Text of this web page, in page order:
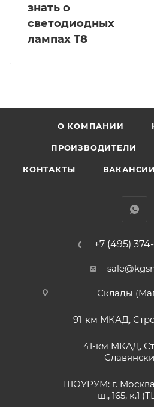
знать о
светодиодных
лампах T8
О КОМПАНИИ
ПРОИЗВОДИТЕЛИ
КОНТАКТЫ ВАКАНСИИ
+7 (495)
Склады
91-км МКАД,
41-км МКАД,
ШОУРУМ: г.
ш., 165, к.1